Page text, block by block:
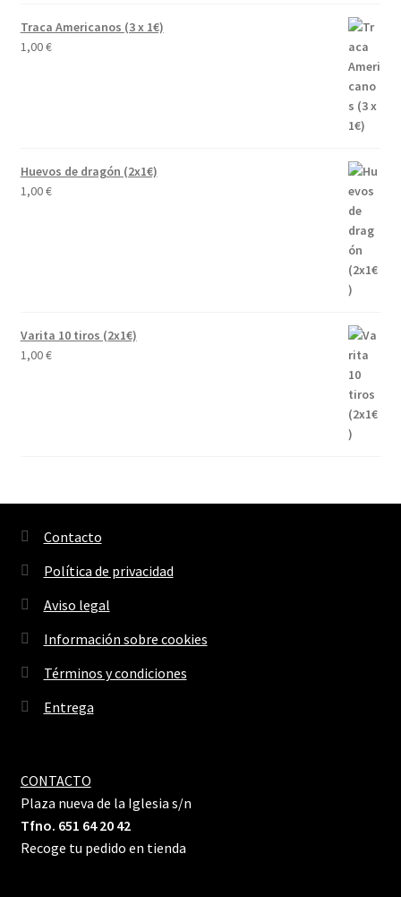
Traca Americanos (3 x 1€)
1,00€
Huevos de dragón (2x1€)
1,00€
Varita 10 tiros (2x1€)
1,00€
Contacto
Política de privacidad
Aviso legal
Información sobre cookies
Términos y condiciones
Entrega
CONTACTO
Plaza nueva de la Iglesia s/n
Tfno. 651 64 20 42
Recoge tu pedido en tienda